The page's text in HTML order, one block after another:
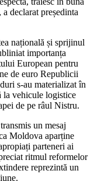
declarat președinta
națională și sprijinul
importanța
European pentru
de euro Republicii
s-au materializat în
la vehicule logistice
de pe râul Nistru.
un mesaj
Moldova aparține
parteneri ai
ritmul reformelor
reprezintă un